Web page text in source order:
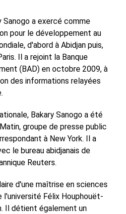
Sanogo a exercé comme
pour le développement au
d'abord à Abidjan puis,
Il a rejoint la Banque
(BAD) en octobre 2009, à
des informations relayées
Bakary Sanogo a été
groupe de presse public
à New York. Il a
le bureau abidjanais de
Reuters.
d'une maîtrise en sciences
l'université Félix Houphouët-
Il détient également un